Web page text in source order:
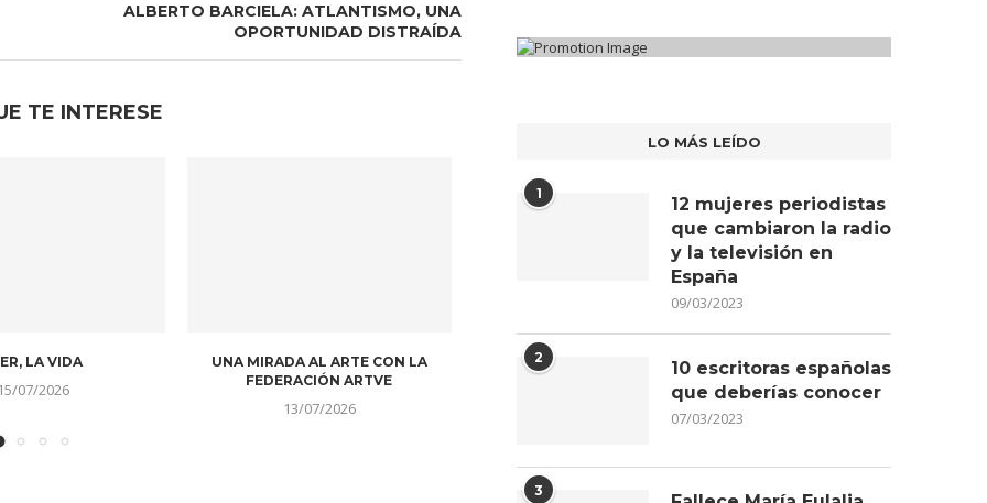
ALBERTO BARCIELA: ATLANTISMO, UNA
OPORTUNIDAD DISTRAÍDA
TE INTERESE
DE UN SOL
A LA LUZ DE LOS AÑOS
10/07/2026
FALLECE EL PERIODISTA Y
GALERÍA DE FOTOS | ¡REVIVE
MEJORES MOMENTOS...
LO MÁS LEÍDO
1
12 mujeres periodistas
que cambiaron la radio
y la televisión en
España
09/03/2023
2
10 escritoras españolas
que deberías conocer
07/03/2023
3